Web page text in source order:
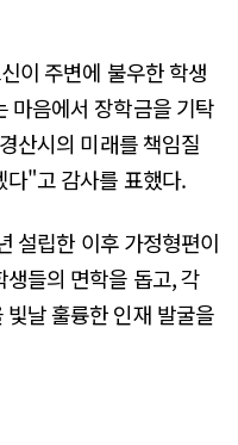
이 주변에 불우한 학생
마음에서 장학금을 기탁
산시의 미래를 책임질
다"고 감사를 표했다.
설립한 이후 가정형편이
들의 면학을 돕고, 각
날 훌륭한 인재 발굴을